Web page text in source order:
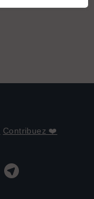
Contribuez ❤️